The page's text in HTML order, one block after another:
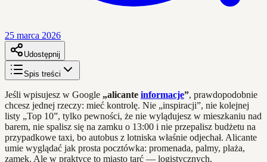
25 marca 2026
Udostępnij
Spis treści
Jeśli wpisujesz w Google „alicante informacje”, prawdopodobnie
chcesz jednej rzeczy: mieć kontrolę. Nie „inspiracji”, nie kolejnej
listy „Top 10”, tylko pewności, że nie wylądujesz w mieszkaniu nad
barem, nie spalisz się na zamku o 13:00 i nie przepalisz budżetu na
przypadkowe taxi, bo autobus z lotniska właśnie odjechał. Alicante
umie wyglądać jak prosta pocztówka: promenada, palmy, plaża,
zamek. Ale w praktyce to miasto tarć — logistycznych,